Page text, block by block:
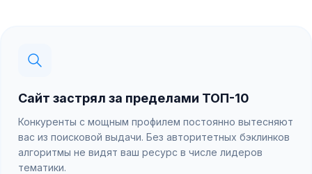
Сайт застрял за пределами ТОП-10
Конкуренты с мощным профилем постоянно вытесняют
вас из поисковой выдачи. Без авторитетных бэклинков
алгоритмы не видят ваш ресурс в числе лидеров
тематики.